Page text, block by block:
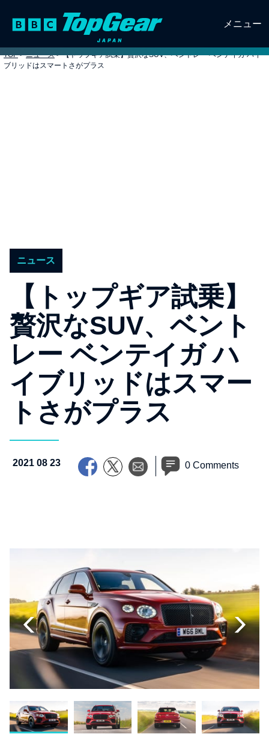
メニュー
TOP > ニュース > 【トップギア試乗】贅沢なSUV、ベントレー ベンテイガ ハイ
ブリッドはスマートさがプラス
ニュース
【トップギア試乗】
贅沢なSUV、ベント
レー ベンテイガ ハ
イブリッドはスマー
トさがプラス
2021 08 23 0 Comments